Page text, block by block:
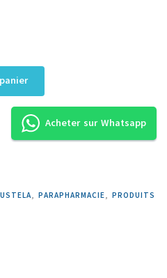
Acheter sur Whatsapp
, PARAPHARMACIE, PRODUITS